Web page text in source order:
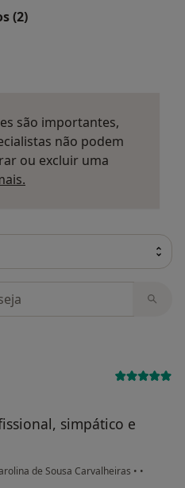
(2)
são importantes,
não podem
ou excluir uma
simpático e
de Sousa Carvalheiras • •